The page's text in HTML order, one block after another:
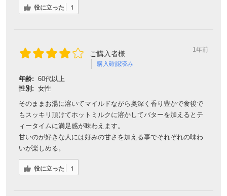
役に立った 1
ご購入者様
購入確認済み
1年前
年齢: 60代以上
性別: 女性
そのままお湯に溶いてマイルドながら奥深く香り豊かで食後で
もスッキリ頂けてホットミルクに溶かしてバターを加えるとテ
ィータイムに満足感が味わえます。
甘いのが好きな人には好みの甘さを加える事でそれぞれの味わ
いが楽しめる。
役に立った 1
新規会員様限定
300円OFFクーポン
会員登録ありがとうございます！
300
対象者：かわしま屋で初めてお買い物をされる方
利用条件：3,000円以上のお買い物でご利用いただけます